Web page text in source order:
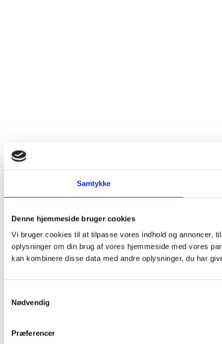
Samtykke
Denne hjemmeside bruger cookies
Vi bruger cookies til at tilpasse vores indhold og annoncer,
oplysninger om din brug af vores hjemmeside med vores
kan kombinere disse data med andre oplysninger, du har
Nødvendig
Præferencer